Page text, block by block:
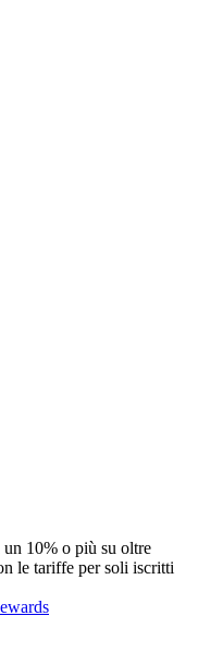
10% o più su oltre
le tariffe per soli iscritti